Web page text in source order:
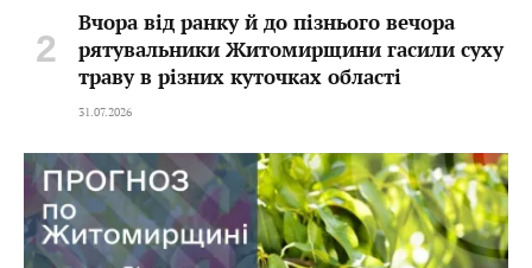
Вчора від ранку й до пізнього вечора
рятувальники Житомирщини гасили суху
траву в різних куточках області
31.07.2026